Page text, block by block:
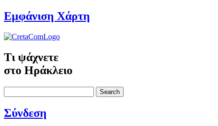
Εμφάνιση Χάρτη
Τι ψάχνετε
στο Ηράκλειο
Search
Σύνδεση